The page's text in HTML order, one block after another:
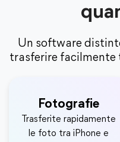
Un software
trasferire facilmente
Fotografie
Trasferite rapidamente
le foto tra iPhone e